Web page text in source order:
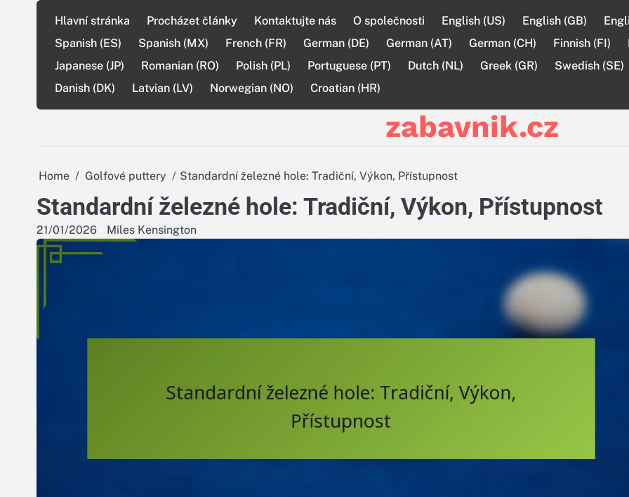
Hlavní stránka Procházet články Kontaktujte nás O společnosti English (US) English (GB)
Spanish (ES)
Spanish (MX) French (FR) German (DE) German (AT) German (CH) Finnish (FI)
Japanese (JP)
Romanian (RO) Polish (PL) Portuguese (PT) Dutch (NL) Greek (GR) Swedish (SE)
Danish (DK)
Latvian (LV) Norwegian (NO) Croatian (HR)
zabavnik.cz
Home Golfové puttery Standardní železné hole: Tradiční, Výkon, Přístupnost
Standardní železné hole: Tradiční, Výkon, Přístupnost
21/01/2026 Miles Kensington